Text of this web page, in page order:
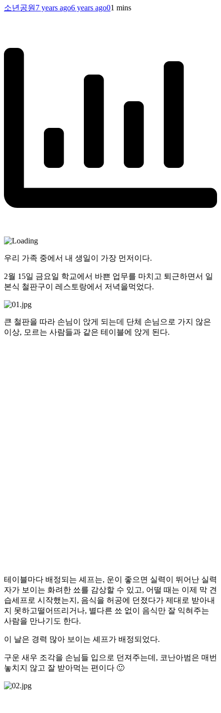
소년공원 7 years ago6 years ago01 mins
우리 가족 중에서 내 생일이 가장 먼저이다.
2월 15일 금요일 학교에서 바쁜 업무를 마치고 퇴근하면서 일
본식 철판구이 레스토랑에서 저녁을먹었다.
큰 철판을 따라 손님이 앉게 되는데 단체 손님으로 가지 않은
이상, 모르는 사람들과 같은 테이블에 앉게 된다.
테이블마다 배정되는 셰프는, 운이 좋으면 실력이 뛰어난 실력
자가 보이는 화려한 쑈를 감상할 수 있고, 어떨 때는 이제 막 견
습세프로 시작했는지, 음식을 허공에 던졌다가 제대로 받아내
지 못하고떨어뜨리거나, 별다른 쑈 없이 음식만 잘 익혀주는
사람을 만나기도 한다.
이 날은 경력 많아 보이는 셰프가 배정되었다.
구운 새우 조각을 손님들 입으로 던져주는데, 코난아범은 매번
놓치지 않고 잘 받아먹는 편이다 🙂